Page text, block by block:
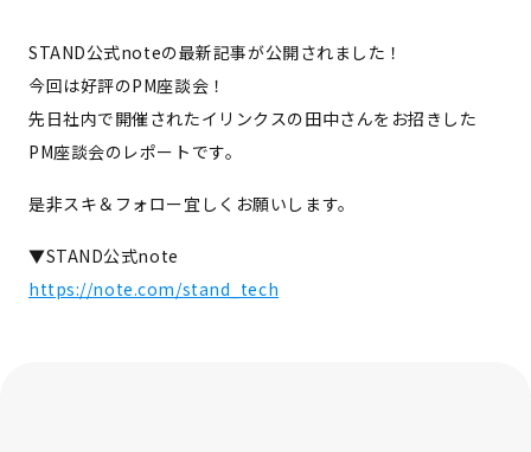
STAND公式noteの最新記事が公開されました！
今回は好評のPM座談会！
先日社内で開催されたイリンクスの田中さんをお招きした
PM座談会のレポートです。
是非スキ＆フォロー宜しくお願いします。
▼STAND公式note
https://note.com/stand_tech